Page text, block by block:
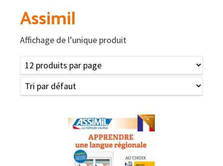
Assimil
Affichage de l’unique produit